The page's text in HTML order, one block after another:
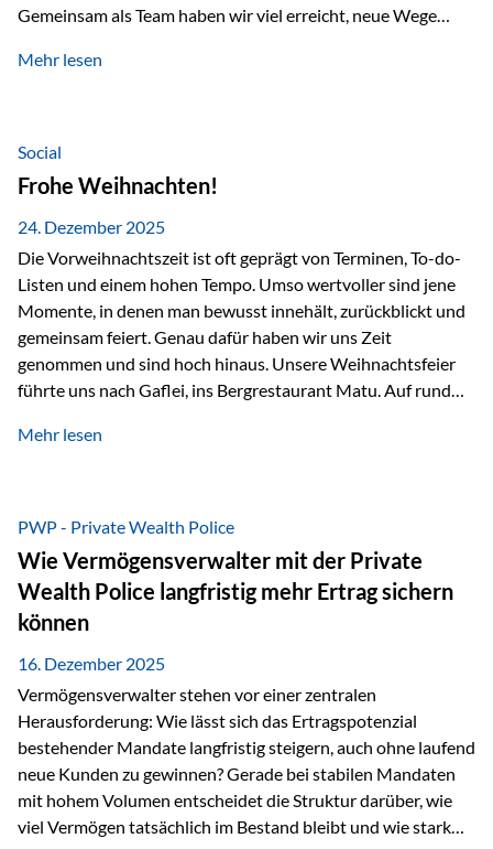
Gemeinsam als Team haben wir viel erreicht, neue Wege
Veranstaltungen wie der Schnifisschnauf, aber auch unsere
starkes Miteinander ist. Neben diesen gemeinsamen
Erlebnissen konnten wir…
Mehr lesen
Social
Frohe Weihnachten!
24. Dezember 2025
Die Vorweihnachtszeit ist oft geprägt von Terminen, To-do-
Listen und einem hohen Tempo. Umso wertvoller sind jene
Momente, in denen man bewusst innehält, zurückblickt und
gemeinsam feiert. Genau dafür haben wir uns Zeit
genommen und sind hoch hinaus. Unsere Weihnachtsfeier
führte uns nach Gaflei, ins Bergrestaurant Matu. Auf rund
beeindruckendes Panorama, sondern auch etwas, das im
verschneiter Landschaft, bei feinem Essen, guter Musik und
einer entspannten…
Mehr lesen
PWP - Private Wealth Police
Wie Vermögensverwalter mit der Private
Wealth Police langfristig mehr Ertrag sichern
können
16. Dezember 2025
Vermögensverwalter stehen vor einer zentralen
Herausforderung: Wie lässt sich das Ertragspotenzial
bestehender Mandate langfristig steigern, auch ohne laufend
neue Kunden zu gewinnen? Gerade bei stabilen Mandaten
mit hohem Volumen entscheidet die Struktur darüber, wie
viel Vermögen tatsächlich im Bestand bleibt und wie stark